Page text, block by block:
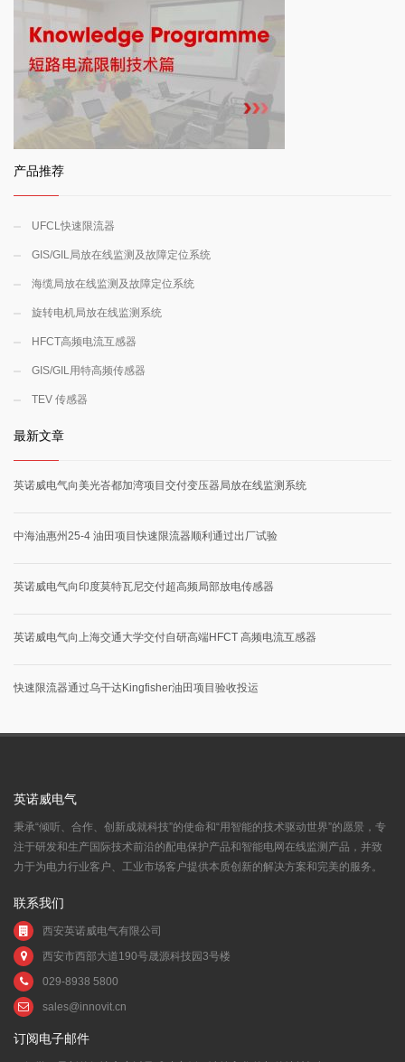
产品推荐
UFCL快速限流器
GIS/GIL局放在线监测及故障定位系统
海缆局放在线监测及故障定位系统
旋转电机局放在线监测系统
HFCT高频电流互感器
GIS/GIL用特高频传感器
TEV 传感器
最新文章
英诺威电气向美光峇都加湾项目交付变压器局放在线监测系统
中海油惠州25-4 油田项目快速限流器顺利通过出厂试验
英诺威电气向印度莫特瓦尼交付超高频局部放电传感器
英诺威电气向上海交通大学交付自研高端HFCT 高频电流互感器
快速限流器通过乌干达Kingfisher油田项目验收投运
英诺威电气
秉承“倾听、合作、创新成就科技”的使命和“用智能的技术驱动世界”的愿景，专
注于研发和生产国际技术前沿的配电保护产品和智能电网在线监测产品，并致
力于为电力行业客户、工业市场客户提供本质创新的解决方案和完美的服务。
联系我们
西安英诺威电气有限公司
西安市西部大道190号晟源科技园3号楼
029-8938 5800
sales@innovit.cn
订阅电子邮件